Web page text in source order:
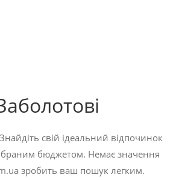
свій ідеальний відпочинок
бюджетом. Немає значення
зробить ваш пошук легким.